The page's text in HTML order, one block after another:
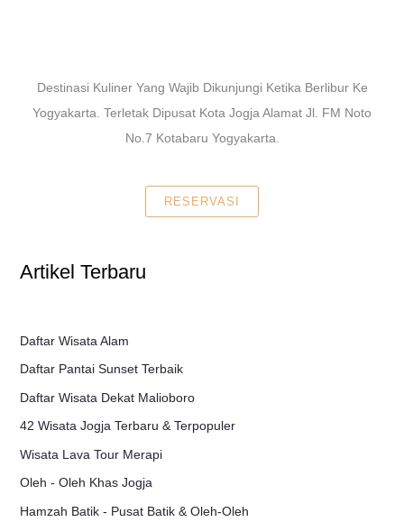
Destinasi Kuliner Yang Wajib Dikunjungi Ketika Berlibur Ke
Yogyakarta. Terletak Dipusat Kota Jogja Alamat Jl. FM Noto
No.7 Kotabaru Yogyakarta.
RESERVASI
Artikel Terbaru
Daftar Wisata Alam
Daftar Pantai Sunset Terbaik
Daftar Wisata Dekat Malioboro
42 Wisata Jogja Terbaru & Terpopuler
Wisata Lava Tour Merapi
Oleh - Oleh Khas Jogja
Hamzah Batik - Pusat Batik & Oleh-Oleh